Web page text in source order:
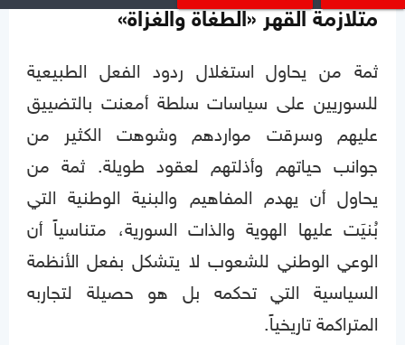
متلازمة القهر «الطغاة والغزاة»
ثمة من يحاول استغلال ردود الفعل الطبيعية
للسوريين على سياسات سلطة أمعنت بالتضييق
عليهم وسرقت مواردهم وشوهت الكثير من
جوانب حياتهم وأذلتهم لعقود طويلة. ثمة من
يحاول أن يهدم المفاهيم والبنية الوطنية التي
بُنيَت عليها الهوية والذات السورية، متناسياً أن
الوعي الوطني للشعوب لا يتشكل بفعل الأنظمة
السياسية التي تحكمه بل هو حصيلة لتجاربه
المتراكمة تاريخياً.